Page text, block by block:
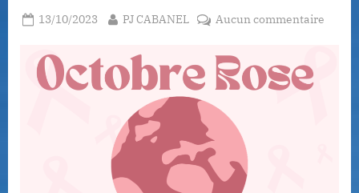
Posted
13/10/2023 By
PJ CABANEL Aucun commentairesur